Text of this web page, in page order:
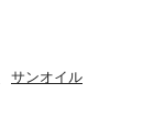
サンオイル